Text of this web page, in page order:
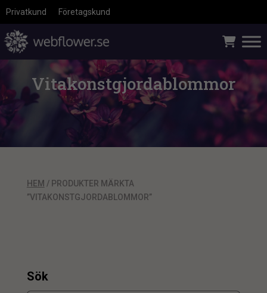
Privatkund Företagskund
Vitakonstgjordablommor
HEM / PRODUKTER MÄRKTA
”VITAKONSTGJORDABLOMMOR”
Sök